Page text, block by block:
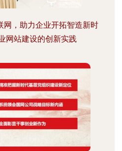
网，助力企业开拓智造新时
网站建设的创新实践